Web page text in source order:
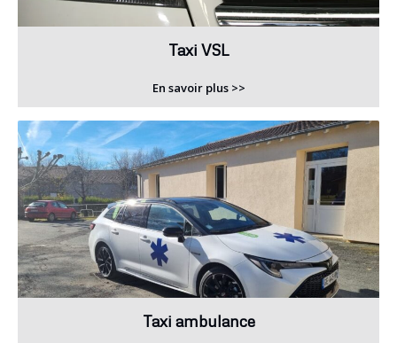
Taxi VSL
En savoir plus >>
Taxi ambulance